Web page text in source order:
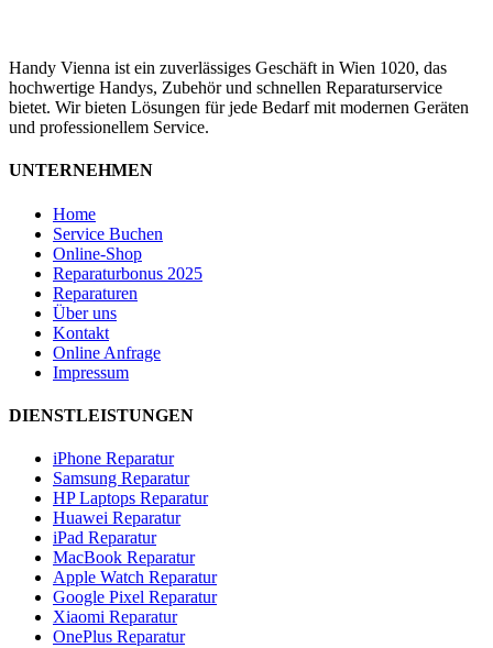
Handy Vienna ist ein zuverlässiges Geschäft in Wien 1020, das
hochwertige Handys, Zubehör und schnellen Reparaturservice
bietet. Wir bieten Lösungen für jede Bedarf mit modernen Geräten
und professionellem Service.
UNTERNEHMEN
Home
Service Buchen
Online-Shop
Reparaturbonus 2025
Reparaturen
Über uns
Kontakt
Online Anfrage
Impressum
DIENSTLEISTUNGEN
iPhone Reparatur
Samsung Reparatur
HP Laptops Reparatur
Huawei Reparatur
iPad Reparatur
MacBook Reparatur
Apple Watch Reparatur
Google Pixel Reparatur
Xiaomi Reparatur
OnePlus Reparatur